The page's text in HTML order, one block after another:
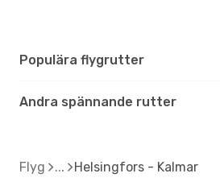
Populära flygrutter
Andra spännande rutter
Flyg Helsingfors - Kalmar